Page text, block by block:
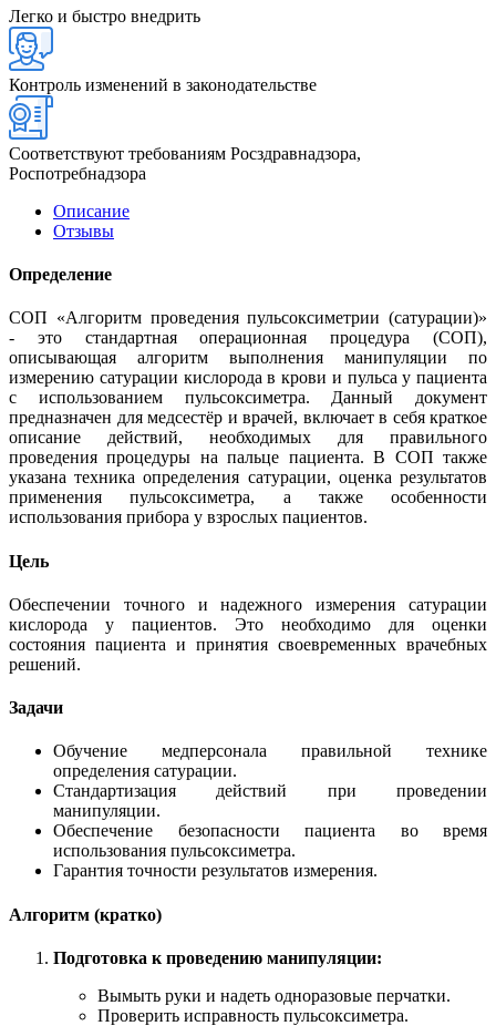
Легко и быстро внедрить
Контроль изменений в законодательстве
Соответствуют требованиям Росздравнадзора,
Роспотребнадзора
Описание
Отзывы
Определение
СОП «Алгоритм проведения пульсоксиметрии (сатурации)»
- это стандартная операционная процедура (СОП),
описывающая алгоритм выполнения манипуляции по
измерению сатурации кислорода в крови и пульса у пациента
с использованием пульсоксиметра. Данный документ
предназначен для медсестёр и врачей, включает в себя краткое
описание действий, необходимых для правильного
проведения процедуры на пальце пациента. В СОП также
указана техника определения сатурации, оценка результатов
применения пульсоксиметра, а также особенности
использования прибора у взрослых пациентов.
Цель
Обеспечении точного и надежного измерения сатурации
кислорода у пациентов. Это необходимо для оценки
состояния пациента и принятия своевременных врачебных
решений.
Задачи
Обучение медперсонала правильной технике
определения сатурации.
Стандартизация действий при проведении
манипуляции.
Обеспечение безопасности пациента во время
использования пульсоксиметра.
Гарантия точности результатов измерения.
Алгоритм (кратко)
Подготовка к проведению манипуляции:
Вымыть руки и надеть одноразовые перчатки.
Проверить исправность пульсоксиметра.